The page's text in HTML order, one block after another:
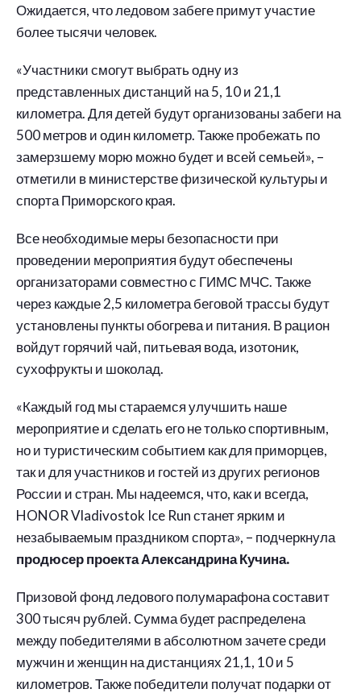
Ожидается, что ледовом забеге примут участие
более тысячи человек.
«Участники смогут выбрать одну из
представленных дистанций на 5, 10 и 21,1
километра. Для детей будут организованы забеги на
500 метров и один километр. Также пробежать по
замерзшему морю можно будет и всей семьей», –
отметили в министерстве физической культуры и
спорта Приморского края.
Все необходимые меры безопасности при
проведении мероприятия будут обеспечены
организаторами совместно с ГИМС МЧС. Также
через каждые 2,5 километра беговой трассы будут
установлены пункты обогрева и питания. В рацион
войдут горячий чай, питьевая вода, изотоник,
сухофрукты и шоколад.
«Каждый год мы стараемся улучшить наше
мероприятие и сделать его не только спортивным,
но и туристическим событием как для приморцев,
так и для участников и гостей из других регионов
России и стран. Мы надеемся, что, как и всегда,
HONOR Vladivostok Ice Run станет ярким и
незабываемым праздником спорта», – подчеркнула
продюсер проекта Александрина Кучина.
Призовой фонд ледового полумарафона составит
300 тысяч рублей. Сумма будет распределена
между победителями в абсолютном зачете среди
мужчин и женщин на дистанциях 21,1, 10 и 5
километров. Также победители получат подарки от